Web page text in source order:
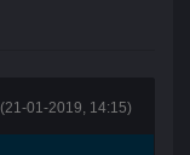
(21-01-2019, 14:15)